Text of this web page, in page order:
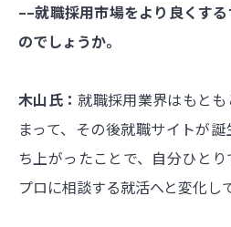
––就職採用市場をより良くす
のでしょうか。
木山氏：就職採用業界はもと
まって、その後就職サイトが
ち上がったことで、自分ひと
プロに相談する就活へと変化し